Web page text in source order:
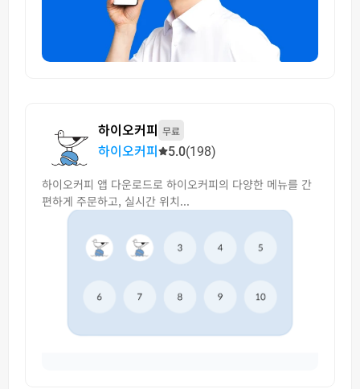
하이오커피 무료
하이오커피 5.0(198)
하이오커피 앱 다운로드로 하이오커피의 다양한 메뉴를 간
편하게 주문하고, 실시간 위치...